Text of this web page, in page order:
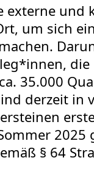
externe und
um sich
35.000
derzeit in
§ 64